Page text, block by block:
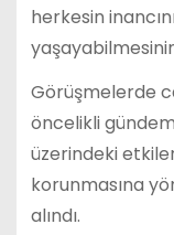
herkesin
Görüşmelerde
öncelikli
üzerindeki
korunmasına
alındı.